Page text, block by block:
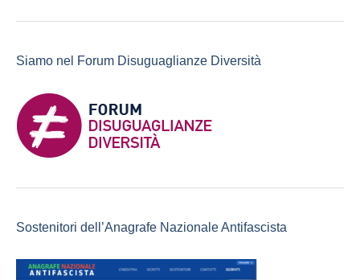
Siamo nel Forum Disuguaglianze Diversità
Sostenitori dell’Anagrafe Nazionale Antifascista